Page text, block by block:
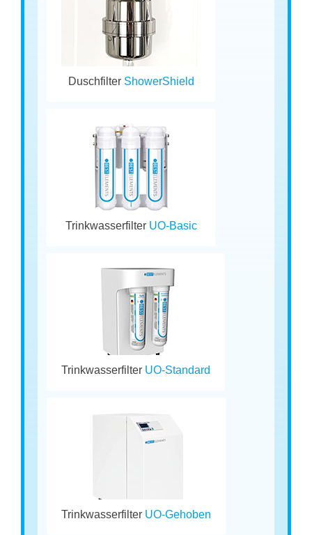
Duschfilter ShowerShield
Trinkwasserfilter UO-Basic
Trinkwasserfilter UO-Standard
Trinkwasserfilter UO-Gehoben